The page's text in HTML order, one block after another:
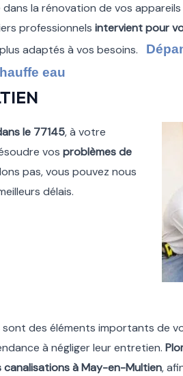
dans la rénovation de vos
professionnels intervient pour
adaptés à vos besoins.
eau
le 77145, à votre
vos problèmes de
pas, vous pouvez nous
délais.
sont des éléments importants de
à négliger leur entretien.
à May-en-Multien,